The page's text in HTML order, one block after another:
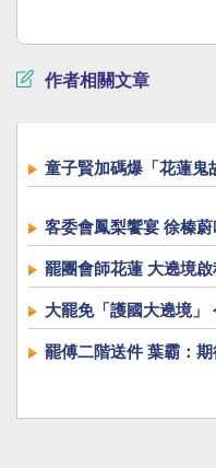
作者相關文章
童子賢加碼爆「花蓮鬼
客委會鳳梨饗宴 徐榛
罷團會師花蓮 大遶境
島
大罷免「護國大遶境」
罷傅二階送件 葉霸：